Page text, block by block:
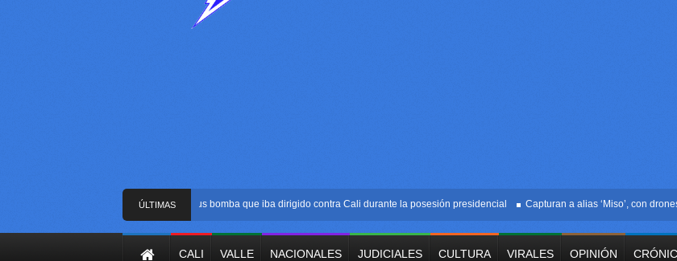
ÚLTIMAS
NOTICIAS
Frustran atentado con bus bomba que iba dirigido contra Cali durante la posesión presidencial Capturan a alias ‘Miso’, con drones y
CALI VALLE NACIONALES JUDICIALES CULTURA VIRALES OPINIÓN